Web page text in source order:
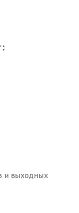
и выходных